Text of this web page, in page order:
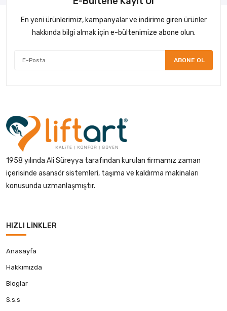
En yeni ürünlerimiz, kampanyalar ve indirime giren ürünler
hakkında bilgi almak için e-bültenimize abone olun.
ABONE OL
1958 yılında Ali Süreyya tarafından kurulan firmamız zaman
içerisinde asansör sistemleri, taşıma ve kaldırma makinaları
konusunda uzmanlaşmıştır.
HIZLI LINKLER
Anasayfa
Hakkımızda
Bloglar
S.s.s